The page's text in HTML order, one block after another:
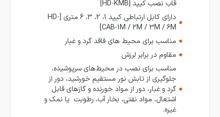
قاب نصب کیپد [HD-KMB]
دارای کابل ارتباطی کیپد 1، 2، 3، 6 متری [HD-
CAB-1M / 2M / 3M / 6M]
مناسب برای محیط های فاقد گرد و غبار
مقاوم در برابر لرزش
مناسب برای نصب در محیط‌های سرپوشیده،
جلوگیری از تابش نور مستقیم خورشید، دور از
گرد و غبار، دور از مواد خورنده و گازهای قابل
اشتعال، مواد نفتی، بخار آب، رطوبت یا نمک و
غیره.